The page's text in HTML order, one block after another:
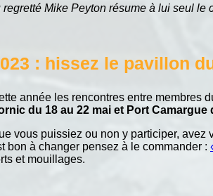
Mike Peyton résume à lui seul le
: hissez le pavillon
année les rencontres entre membres
du 18 au 22 mai et Port Camargue
vous puissiez ou non y participer,
bon à changer pensez à le commander :
et mouillages.